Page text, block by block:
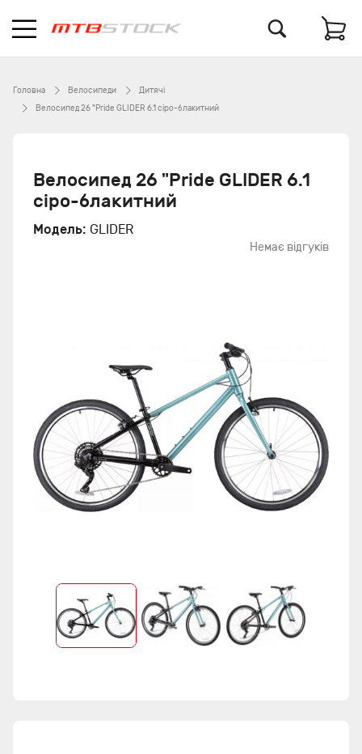
Головна Велосипеди
Дитячі
Велосипед 26 "Pride GLIDER 6.1 сіро-блакитний
Велосипед 26 "Pride GLIDER 6.1
сіро-блакитний
Модель: GLIDER
Немає відгуків